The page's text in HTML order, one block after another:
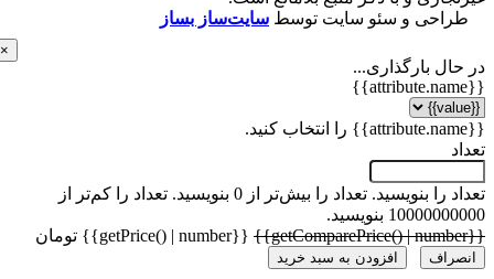
و سئو سایت توسطسایت‌ساز بساز
بارگذاری...
را بنویسید.تعداد را بیش‌تر از 0 بنویسید.
تعداد را کم‌تر از
بنویسید.
{{getPrice() | number}} تومان
افزودن به سبد خرید